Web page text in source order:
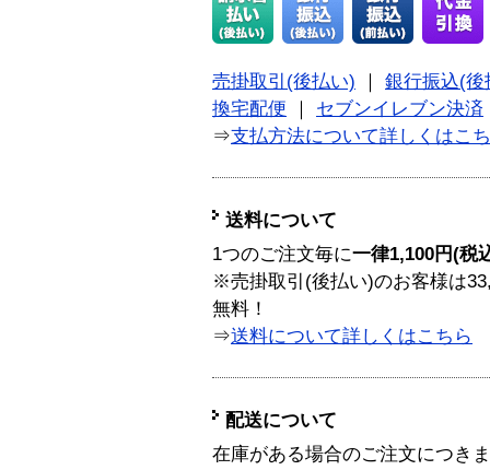
売掛取引(後払い)
銀行振込(後
換宅配便
セブンイレブン決済
⇒支払方法について詳しくはこ
送料について
1つのご注文毎に一律1,100円(税
※売掛取引(後払い)のお客様は
無料！
⇒送料について詳しくはこちら
配送について
在庫がある場合のご注文につき